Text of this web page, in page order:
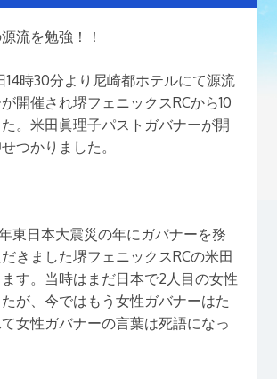
流を勉強！！
14時30分より尼崎都ホテルにて源流
開催され堺フェニックスRCから10
。米田眞理子パストガバナーが開
つかりました。
年東日本大震災の年にガバナーを務
きました堺フェニックスRCの米田
す。当時はまだ日本で2人目の女性
が、今ではもう女性ガバナーはた
女性ガバナーの言葉は死語になっ